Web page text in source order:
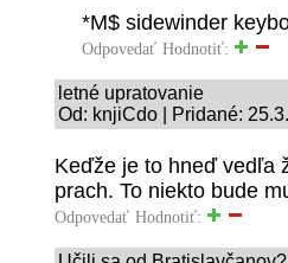
*M$ sidewinder
Odpovedať Hodnotiť:
letné upratovanie
Od: knjiCdo | Pridané:
Keďže je to hneď vedľa
prach. To niekto bude
Odpovedať Hodnotiť: